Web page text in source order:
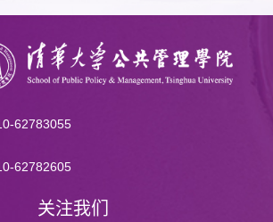
62783055
62782605
关注我们